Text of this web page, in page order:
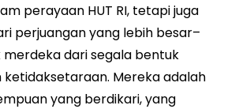
perayaan HUT RI, tetapi juga
perjuangan yang lebih besar–
dari segala bentuk
ketidaksetaraan. Mereka adalah
yang berdikari, yang